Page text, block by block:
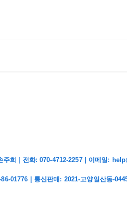
주희 | 전화: 070-4712-2257 | 이메일:
01776 | 통신판매: 2021-고양일산동-